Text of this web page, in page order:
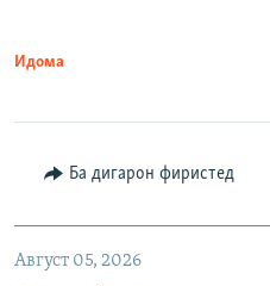
Идома
Ба дигарон фиристед
Август 05, 2026